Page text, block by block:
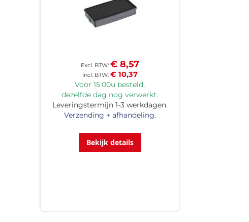
€ 10,37
€ 8,57
Voor 15.00u besteld,
dezelfde dag nog verwerkt.
Leveringstermijn 1-3 werkdagen.
Verzending + afhandeling.
Bekijk details